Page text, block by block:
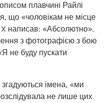
плавчині Райлі
що «чоловікам не місце
X написав: «Абсолютно».
з фотографією з бою
не буду пускати
згадуються імена, «ми
не лише цих